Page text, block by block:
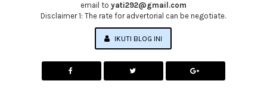
email to yati292@gmail.com
Disclaimer 1: The rate for advertorial can be negotiate.
IKUTI BLOG INI